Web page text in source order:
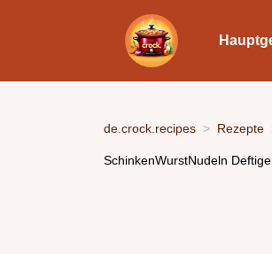
de.crock.recipes Rezepte
SchinkenWurstNudeln